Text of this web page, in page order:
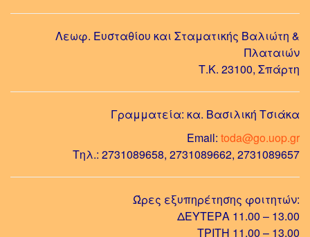
Λεωφ. Ευσταθίου και Σταματικής Βαλιώτη &
Πλαταιών
Τ.Κ. 23100, Σπάρτη
Γραμματεία: κα. Βασιλική Τσιάκα
Email: toda@go.uop.gr
Τηλ.: 2731089658, 2731089662, 2731089657
Ώρες εξυπηρέτησης φοιτητών:
ΔΕΥΤΕΡΑ 11.00 – 13.00
ΤΡΙΤΗ 11.00 – 13.00